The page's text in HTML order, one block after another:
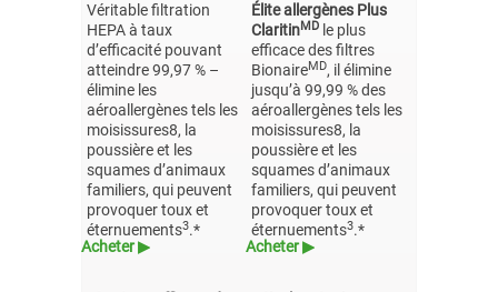
Véritable filtration
HEPA à taux
d’efficacité pouvant
atteindre 99,97 % –
élimine les
aéroallergènes tels les
moisissures8, la
poussière et les
squames d’animaux
familiers, qui peuvent
provoquer toux et
éternuements3.*
Acheter ▶
Élite allergènes Plus
ClaritinMD le plus
efficace des filtres
BionaireMD, il élimine
jusqu’à 99,99 % des
aéroallergènes tels les
moisissures8, la
poussière et les
squames d’animaux
familiers, qui peuvent
provoquer toux et
éternuements3.*
Acheter ▶